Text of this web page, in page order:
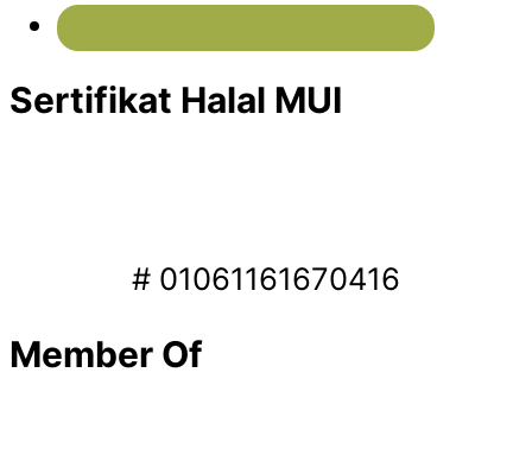
Sertifikat Halal MUI
# 01061161670416
Member Of